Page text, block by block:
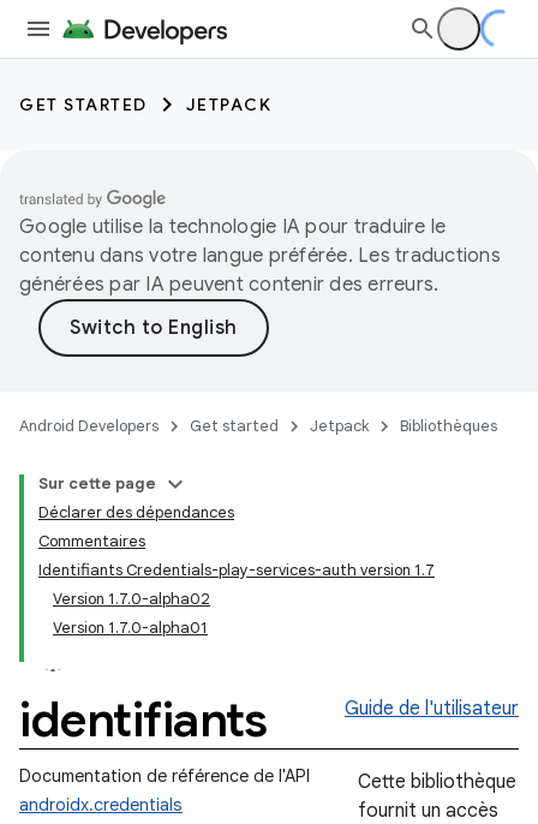
GET STARTED JETPACK
Google utilise la technologie IA pour traduire le
contenu dans votre langue préférée. Les traductions
générées par IA peuvent contenir des erreurs.
Android Developers Get started Jetpack Bibliothèques
Sur cette page
Déclarer des dépendances
Commentaires
Identifiants Credentials-play-services-auth version 1.7
Version 1.7.0-alpha02
Version 1.7.0-alpha01
identifiants Guide de l'utilisateur
Documentation de référence de l'API
androidx.credentials
Cette bibliothèque
fournit un accès